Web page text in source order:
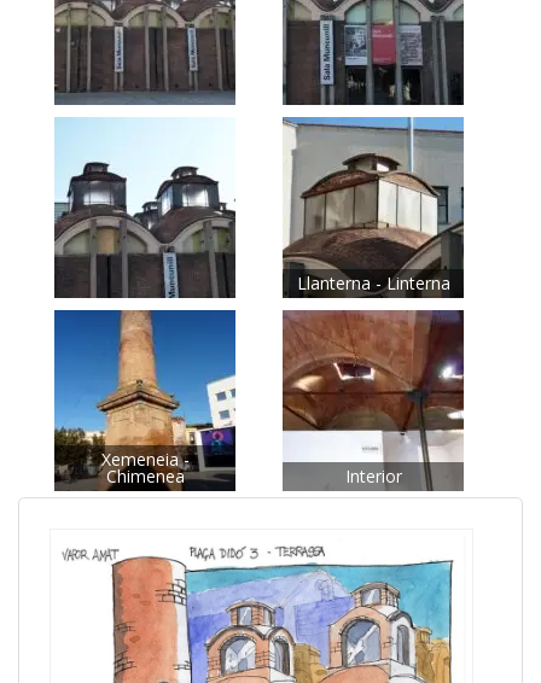
Llanterna - Linterna
Xemeneia -
Chimenea Interior